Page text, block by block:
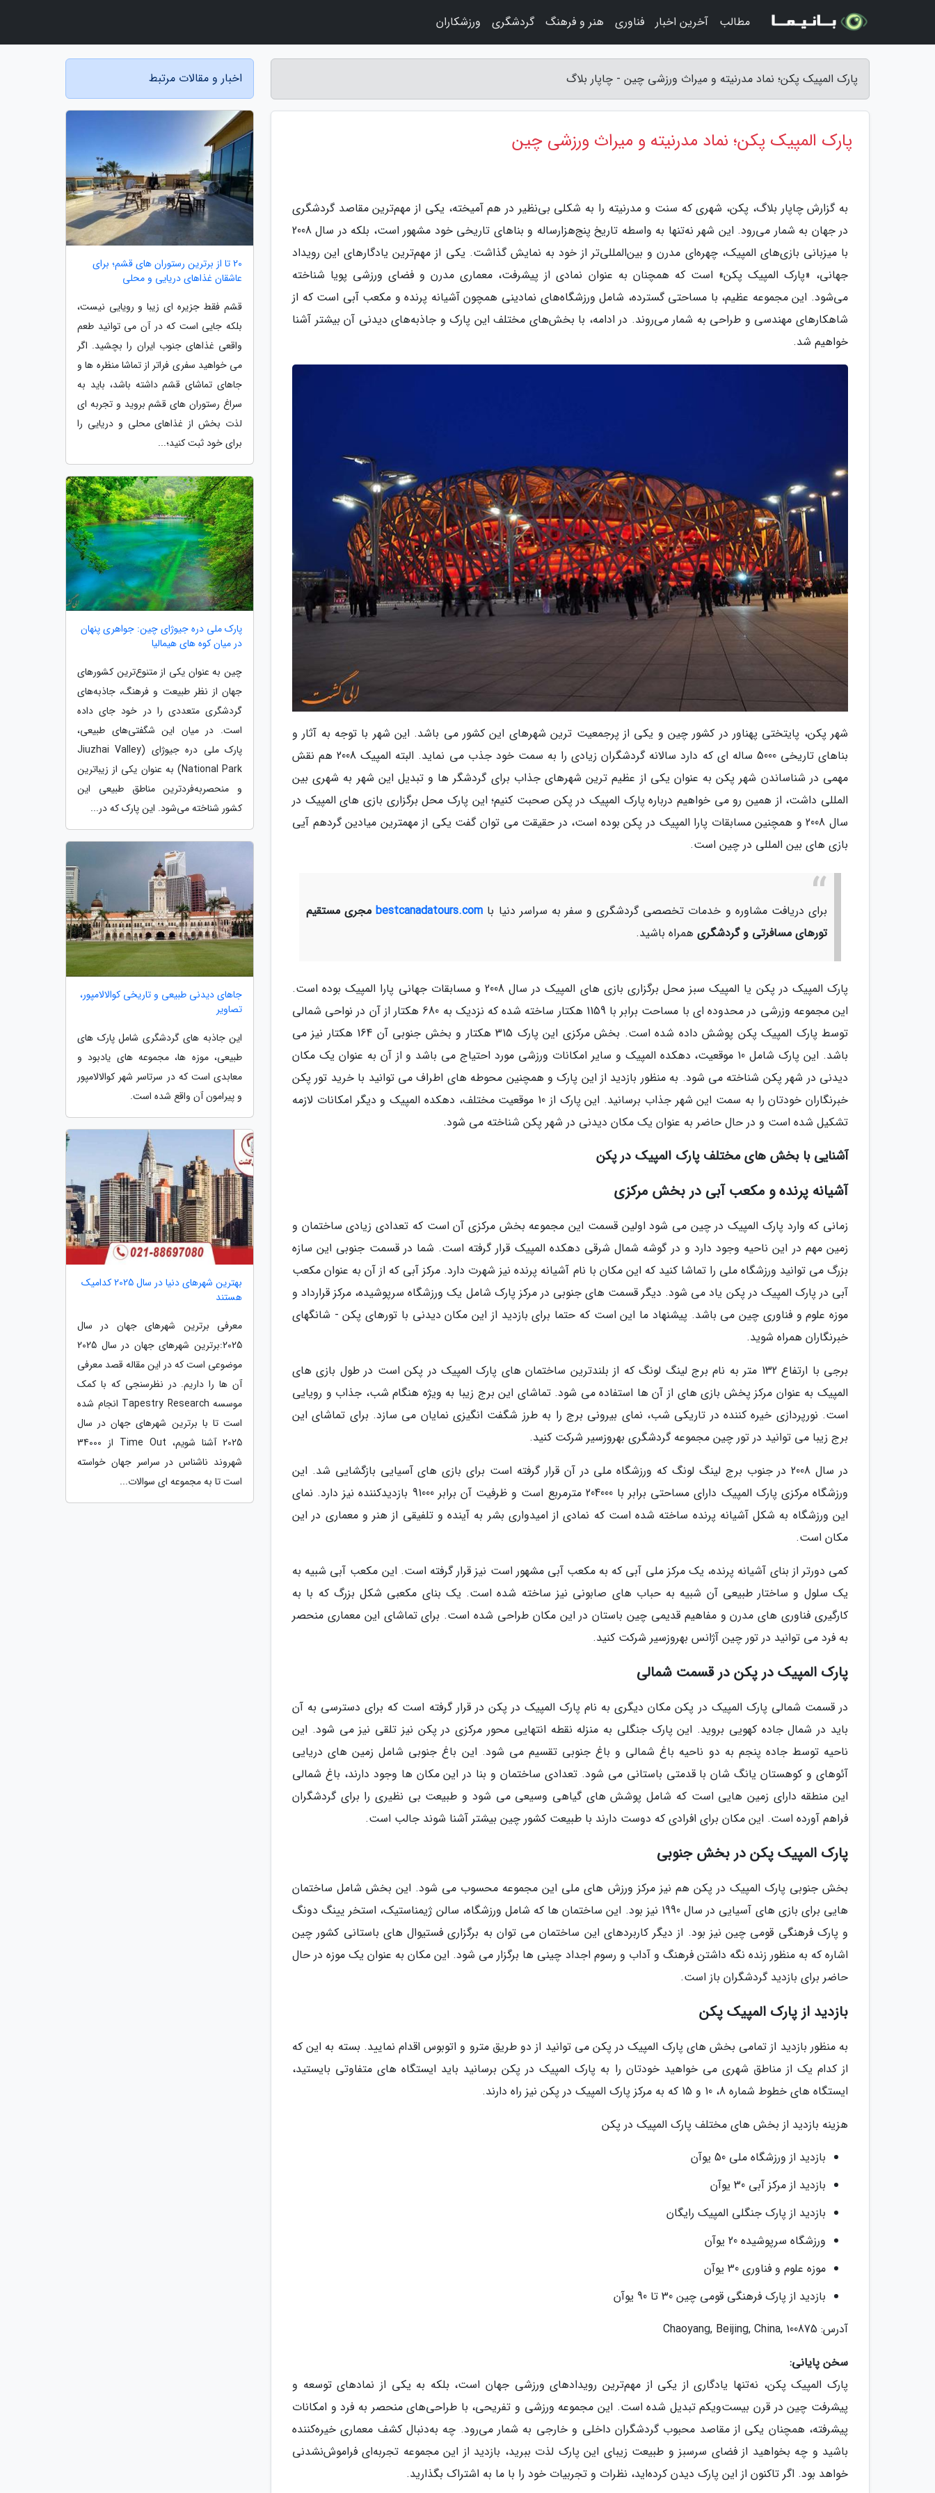
پارک المپیک پکن؛ نماد مدرنیته و میراث ورزشی چین - چاپار بلاگ
پارک المپیک پکن؛ نماد مدرنیته و میراث ورزشی چین
به گزارش چاپار بلاگ، پکن، شهری که سنت و مدرنیته را به شکلی بی‌نظیر در هم آمیخته، یکی از مهم‌ترین مقاصد گردشگری
در جهان به شمار می‌رود. این شهر نه‌تنها به واسطه تاریخ پنج‌هزارساله و بناهای تاریخی خود مشهور است، بلکه در سال 2008
با میزبانی بازی‌های المپیک، چهره‌ای مدرن و بین‌المللی‌تر از خود به نمایش گذاشت. یکی از مهم‌ترین یادگارهای این رویداد
جهانی، «پارک المپیک پکن» است که همچنان به عنوان نمادی از پیشرفت، معماری مدرن و فضای ورزشی پویا شناخته
می‌شود. این مجموعه عظیم، با مساحتی گسترده، شامل ورزشگاه‌های نمادینی همچون آشیانه پرنده و مکعب آبی است که از
شاهکارهای مهندسی و طراحی به شمار می‌روند. در ادامه، با بخش‌های مختلف این پارک و جاذبه‌های دیدنی آن بیشتر آشنا
خواهیم شد.
شهر پکن، پایتختی پهناور در کشور چین و یکی از پرجمعیت ترین شهرهای این کشور می باشد. این شهر با توجه به آثار و
بناهای تاریخی 5000 ساله ای که دارد سالانه گردشگران زیادی را به سمت خود جذب می نماید. البته المپیک 2008 هم نقش
مهمی در شناساندن شهر پکن به عنوان یکی از عظیم ترین شهرهای جذاب برای گردشگر ها و تبدیل این شهر به شهری بین
المللی داشت، از همین رو می خواهیم درباره پارک المپیک در پکن صحبت کنیم؛ این پارک محل برگزاری بازی های المپیک در
سال 2008 و همچنین مسابقات پارا المپیک در پکن بوده است، در حقیقت می توان گفت یکی از مهمترین میادین گردهم آیی
بازی های بین المللی در چین است.
برای دریافت مشاوره و خدمات تخصصی گردشگری و سفر به سراسر دنیا با bestcanadatours.com مجری مستقیم
تورهای مسافرتی و گردشگری همراه باشید.
پارک المپیک در پکن یا المپیک سبز محل برگزاری بازی های المپیک در سال 2008 و مسابقات جهانی پارا المپیک بوده است.
این مجموعه وزرشی در محدوده ای با مساحت برابر با 1159 هکتار ساخته شده که نزدیک به 680 هکتار از آن در نواحی شمالی
توسط پارک المپیک پکن پوشش داده شده است. بخش مرکزی این پارک 315 هکتار و بخش جنوبی آن 164 هکتار نیز می
باشد. این پارک شامل 10 موقعیت، دهکده المپیک و سایر امکانات ورزشی مورد احتیاج می باشد و از آن به عنوان یک مکان
دیدنی در شهر پکن شناخته می شود. به منظور بازدید از این پارک و همچنین محوطه های اطراف می توانید با خرید تور پکن
خبرنگاران خودتان را به سمت این شهر جذاب برسانید. این پارک از 10 موقعیت مختلف، دهکده المپیک و دیگر امکانات لازمه
تشکیل شده است و در حال حاضر به عنوان یک مکان دیدنی در شهر پکن شناخته می شود.
آشنایی با بخش های مختلف پارک المپیک در پکن
آشیانه پرنده و مکعب آبی در بخش مرکزی
زمانی که وارد پارک المپیک در چین می شود اولین قسمت این مجموعه بخش مرکزی آن است که تعدادی زیادی ساختمان و
زمین مهم در این ناحیه وجود دارد و در گوشه شمال شرقی دهکده المپیک قرار گرفته است. شما در قسمت جنوبی این سازه
بزرگ می توانید ورزشگاه ملی را تماشا کنید که این مکان با نام آشیانه پرنده نیز شهرت دارد. مرکز آبی که از آن به عنوان مکعب
آبی در پارک المپیک در پکن یاد می شود. دیگر قسمت های جنوبی در مرکز پارک شامل یک ورزشگاه سرپوشیده، مرکز قرارداد و
موزه علوم و فناوری چین می باشد. پیشنهاد ما این است که حتما برای بازدید از این مکان دیدنی با تورهای پکن - شانگهای
خبرنگاران همراه شوید.
برجی با ارتفاع 132 متر به نام برج لینگ لونگ که از بلندترین ساختمان های پارک المپیک در پکن است در طول بازی های
المپیک به عنوان مرکز پخش بازی های از آن ها استفاده می شود. تماشای این برج زیبا به ویژه هنگام شب، جذاب و رویایی
است. نورپردازی خیره کننده در تاریکی شب، نمای بیرونی برج را به طرز شگفت انگیزی نمایان می سازد. برای تماشای این
برج زیبا می توانید در تور چین مجموعه گردشگری بهروزسیر شرکت کنید.
در سال 2008 در جنوب برج لینگ لونگ که ورزشگاه ملی در آن قرار گرفته است برای بازی های آسیایی بازگشایی شد. این
ورزشگاه مرکزی پارک المپیک دارای مساحتی برابر با 204000 مترمربع است و ظرفیت آن برابر 91000 بازدیدکننده نیز دارد. نمای
این ورزشگاه به شکل آشیانه پرنده ساخته شده است که نمادی از امیدواری بشر به آینده و تلفیقی از هنر و معماری در این
مکان است.
کمی دورتر از بنای آشیانه پرنده، یک مرکز ملی آبی که به مکعب آبی مشهور است نیز قرار گرفته است. این مکعب آبی شبیه به
یک سلول و ساختار طبیعی آن شبیه به حباب های صابونی نیز ساخته شده است. یک بنای مکعبی شکل بزرگ که با به
کارگیری فناوری های مدرن و مفاهیم قدیمی چین باستان در این مکان طراحی شده است. برای تماشای این معماری منحصر
به فرد می توانید در تور چین آژانس بهروزسیر شرکت کنید.
پارک المپیک در پکن در قسمت شمالی
در قسمت شمالی پارک المپیک در پکن مکان دیگری به نام پارک المپیک در پکن در قرار گرفته است که برای دسترسی به آن
باید در شمال جاده کهویی بروید. این پارک جنگلی به منزله نقطه انتهایی محور مرکزی در پکن نیز تلقی نیز می شود. این
ناحیه توسط جاده پنجم به دو ناحیه باغ شمالی و باغ جنوبی تقسیم می شود. این باغ جنوبی شامل زمین های دریایی
آئوهای و کوهستان یانگ شان با قدمتی باستانی می شود. تعدادی ساختمان و بنا در این مکان ها وجود دارند، باغ شمالی
این منطقه دارای زمین هایی است که شامل پوشش های گیاهی وسیعی می شود و طبیعت بی نظیری را برای گردشگران
فراهم آورده است. این مکان برای افرادی که دوست دارند با طبیعت کشور چین بیشتر آشنا شوند جالب است.
پارک المپیک پکن در بخش جنوبی
بخش جنوبی پارک المپیک در پکن هم نیز مرکز ورزش های ملی این مجموعه محسوب می شود. این بخش شامل ساختمان
هایی برای بازی های آسیایی در سال 1990 نیز بود. این ساختمان ها که شامل ورزشگاه، سالن ژیمناستیک، استخر یینگ دونگ
و پارک فرهنگی قومی چین نیز بود. از دیگر کاربردهای این ساختمان می توان به برگزاری فستیوال های باستانی کشور چین
اشاره که به منظور زنده نگه داشتن فرهنگ و آداب و رسوم اجداد چینی ها برگزار می شود. این مکان به عنوان یک موزه در حال
حاضر برای بازدید گردشگران باز است.
بازدید از پارک المپیک پکن
به منظور بازدید از تمامی بخش های پارک المپیک در پکن می توانید از دو طریق مترو و اتوبوس اقدام نمایید. بسته به این که
از کدام یک از مناطق شهری می خواهید خودتان را به پارک المپیک در پکن برسانید باید ایستگاه های متفاوتی بایستید،
ایستگاه های خطوط شماره 8، 10 و 15 که به مرکز پارک المپیک در پکن نیز راه دارند.
هزینه بازدید از بخش های مختلف پارک المپیک در پکن
بازدید از ورزشگاه ملی 50 یوآن
بازدید از مرکز آبی 30 یوآن
بازدید از پارک جنگلی المپیک رایگان
ورزشگاه سرپوشیده 20 یوآن
موزه علوم و فناوری 30 یوآن
بازدید از پارک فرهنگی قومی چین 30 تا 90 یوآن
آدرس: Chaoyang, Beijing, China, 100875
سخن پایانی:
پارک المپیک پکن، نه‌تنها یادگاری از یکی از مهم‌ترین رویدادهای ورزشی جهان است، بلکه به یکی از نمادهای توسعه و
پیشرفت چین در قرن بیست‌ویکم تبدیل شده است. این مجموعه ورزشی و تفریحی، با طراحی‌های منحصر به فرد و امکانات
پیشرفته، همچنان یکی از مقاصد محبوب گردشگران داخلی و خارجی به شمار می‌رود. چه به‌دنبال کشف معماری خیره‌کننده
باشید و چه بخواهید از فضای سرسبز و طبیعت زیبای این پارک لذت ببرید، بازدید از این مجموعه تجربه‌ای فراموش‌نشدنی
خواهد بود. اگر تاکنون از این پارک دیدن کرده‌اید، نظرات و تجربیات خود را با ما به اشتراک بگذارید.
اخبار و مقالات مرتبط
20 تا از برترین رستوران های قشم؛ برای
عاشقان غذاهای دریایی و محلی
قشم فقط جزیره ای زیبا و رویایی نیست،
بلکه جایی است که در آن می توانید طعم
واقعی غذاهای جنوب ایران را بچشید. اگر
می خواهید سفری فراتر از تماشا منظره ها و
جاهای تماشای قشم داشته باشد، باید به
سراغ رستوران های قشم بروید و تجربه ای
لذت بخش از غذاهای محلی و دریایی را
برای خود ثبت کنید؛...
پارک ملی دره جیوژای چین: جواهری پنهان
در میان کوه های هیمالیا
چین به عنوان یکی از متنوع‌ترین کشورهای
جهان از نظر طبیعت و فرهنگ، جاذبه‌های
گردشگری متعددی را در خود جای داده
است. در میان این شگفتی‌های طبیعی،
پارک ملی دره جیوژای (Jiuzhai Valley
National Park) به عنوان یکی از زیباترین
و منحصر‌به‌فردترین مناطق طبیعی این
کشور شناخته می‌شود. این پارک که در...
جاهای دیدنی طبیعی و تاریخی کوالالامپور،
تصاویر
این جاذبه های گردشگری شامل پارک های
طبیعی، موزه ها، مجموعه های یادبود و
معابدی است که در سرتاسر شهر کوالالامپور
و پیرامون آن واقع شده است.
بهترین شهرهای دنیا در سال 2025 کدامیک
هستند
معرفی برترین شهرهای جهان در سال
2025:برترین شهرهای جهان در سال 2025
موضوعی است که در این مقاله قصد معرفی
آن ها را داریم. در نظرسنجی که با کمک
موسسه Tapestry Research انجام شده
است تا با برترین شهرهای جهان در سال
2025 آشنا شویم، Time Out از 34000
شهروند ناشناس در سراسر جهان خواسته
است تا به مجموعه ای سوالات...
مطالب آخرین اخبار فناوری هنر و فرهنگ گردشگری ورزشکاران